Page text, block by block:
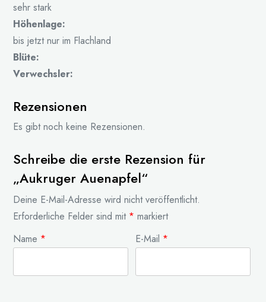
sehr stark
Höhenlage:
bis jetzt nur im Flachland
Blüte:
Verwechsler:
Rezensionen
Es gibt noch keine Rezensionen.
Schreibe die erste Rezension für
„Aukruger Auenapfel“
Deine E-Mail-Adresse wird nicht veröffentlicht.
Erforderliche Felder sind mit * markiert
Name * E-Mail *